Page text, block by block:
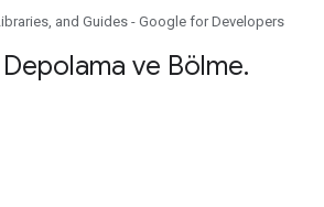
and Guides - Google for Developers
Depolama ve Bölme.